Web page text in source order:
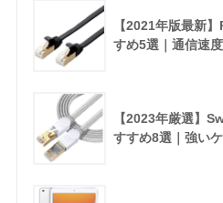
【2021年版最新
すめ5選｜通信速
【2023年厳選】
すすめ8選｜強い